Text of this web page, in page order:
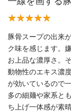
豚骨スープの出来
ク味を感じます。
お上品な濃厚さ。
動物性のエキス濃
が効いているので
多の細麺や家系と
ち上げ一体感が素